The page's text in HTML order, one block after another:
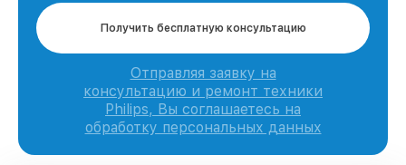
Получить бесплатную консультацию
Отправляя заявку на
консультацию и ремонт техники
Philips, Вы соглашаетесь на
обработку персональных данных